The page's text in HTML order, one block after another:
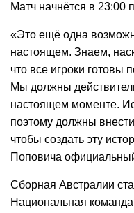
Матч начнётся в 23:00
«Это ещё одна
настоящем. Знаем,
что все игроки готовы
Мы должны
настоящем моменте.
поэтому должны
чтобы создать эту
Поповича
Сборная Австралии
Национальная